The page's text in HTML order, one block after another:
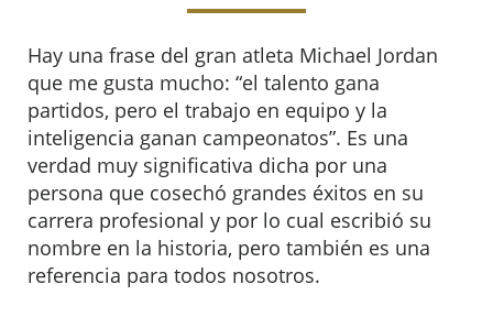
Hay una frase del gran atleta Michael Jordan
que me gusta mucho: “el talento gana
partidos, pero el trabajo en equipo y la
inteligencia ganan campeonatos”. Es una
verdad muy significativa dicha por una
persona que cosechó grandes éxitos en su
carrera profesional y por lo cual escribió su
nombre en la historia, pero también es una
referencia para todos nosotros.